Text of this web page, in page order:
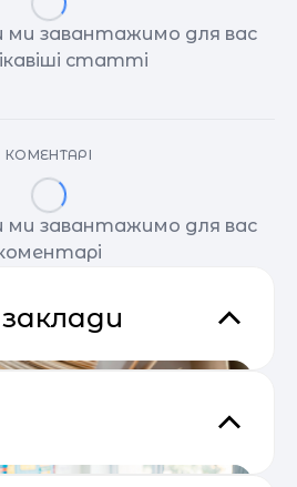
ми завантажимо для вас
статті
КОМЕНТАРІ
ми завантажимо для вас